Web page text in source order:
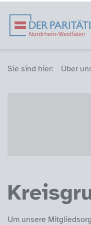
Der
Sie sind hier (Breadcrumb)
Sie sind hier: Über
Um unsere